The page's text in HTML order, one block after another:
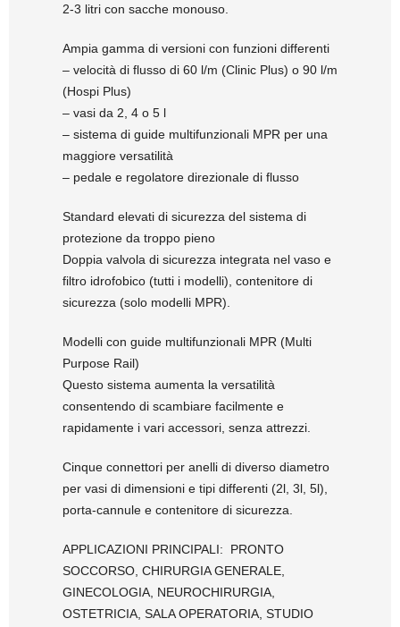
2-3 litri con sacche monouso.
Ampia gamma di versioni con funzioni differenti
– velocità di flusso di 60 l/m (Clinic Plus) o 90 l/m
(Hospi Plus)
– vasi da 2, 4 o 5 l
– sistema di guide multifunzionali MPR per una
maggiore versatilità
– pedale e regolatore direzionale di flusso
Standard elevati di sicurezza del sistema di
protezione da troppo pieno
Doppia valvola di sicurezza integrata nel vaso e
filtro idrofobico (tutti i modelli), contenitore di
sicurezza (solo modelli MPR).
Modelli con guide multifunzionali MPR (Multi
Purpose Rail)
Questo sistema aumenta la versatilità
consentendo di scambiare facilmente e
rapidamente i vari accessori, senza attrezzi.
Cinque connettori per anelli di diverso diametro
per vasi di dimensioni e tipi differenti (2l, 3l, 5l),
porta-cannule e contenitore di sicurezza.
APPLICAZIONI PRINCIPALI: PRONTO
SOCCORSO, CHIRURGIA GENERALE,
GINECOLOGIA, NEUROCHIRURGIA,
OSTETRICIA, SALA OPERATORIA, STUDIO